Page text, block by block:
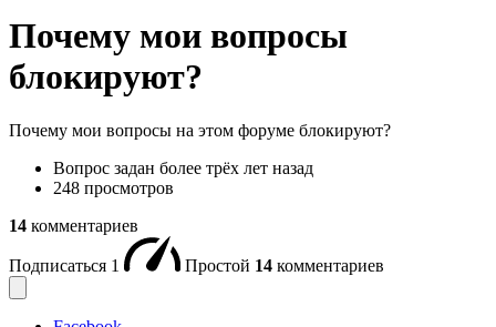
Почему мои вопросы
блокируют?
Почему мои вопросы на этом форуме блокируют?
Вопрос задан более трёх лет назад
248 просмотров
14 комментариев
Подписаться 1 Простой 14 комментариев